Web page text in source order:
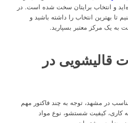
و انتخاب برایتان سخت شده است. در
تا بهترین انتخاب را داشته باشید و
به یک مرکز معتبر بسپارید.
قالیشویی در
در مشهد، توجه به چند فاکتور مهم
کاری، کیفیت شستشو، نوع مواد